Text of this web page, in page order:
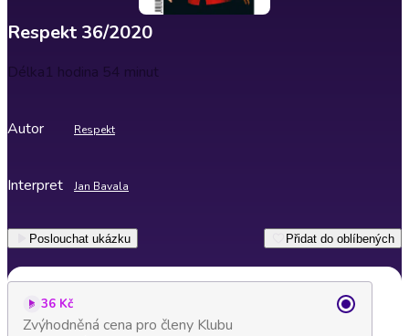
Respekt 36/2020
Délka1 hodina 54 minut
Autor Respekt
Interpret Jan Bavala
Poslouchat ukázku Přidat do oblíbených
36 Kč
Zvýhodněná cena pro členy Klubu